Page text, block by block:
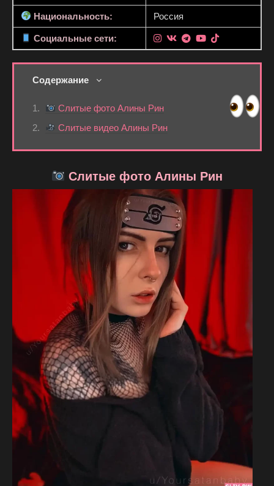
Национальность: Россия
Социальные сети:
Содержание
Слитые фото Алины Рин
Слитые видео Алины Рин
Слитые фото Алины Рин